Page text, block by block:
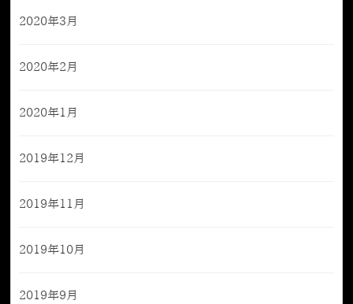
2020年3月
2020年2月
2020年1月
2019年12月
2019年11月
2019年10月
2019年9月